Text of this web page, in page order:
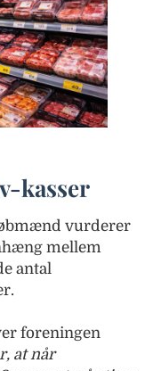
kasser
vurderer
mellem
antal
foreningen
at når